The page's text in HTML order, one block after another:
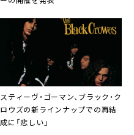
スティーヴ・ゴーマン、 ブラック・ク
ロウズの新ラインナップでの再結
成に「悲しい」